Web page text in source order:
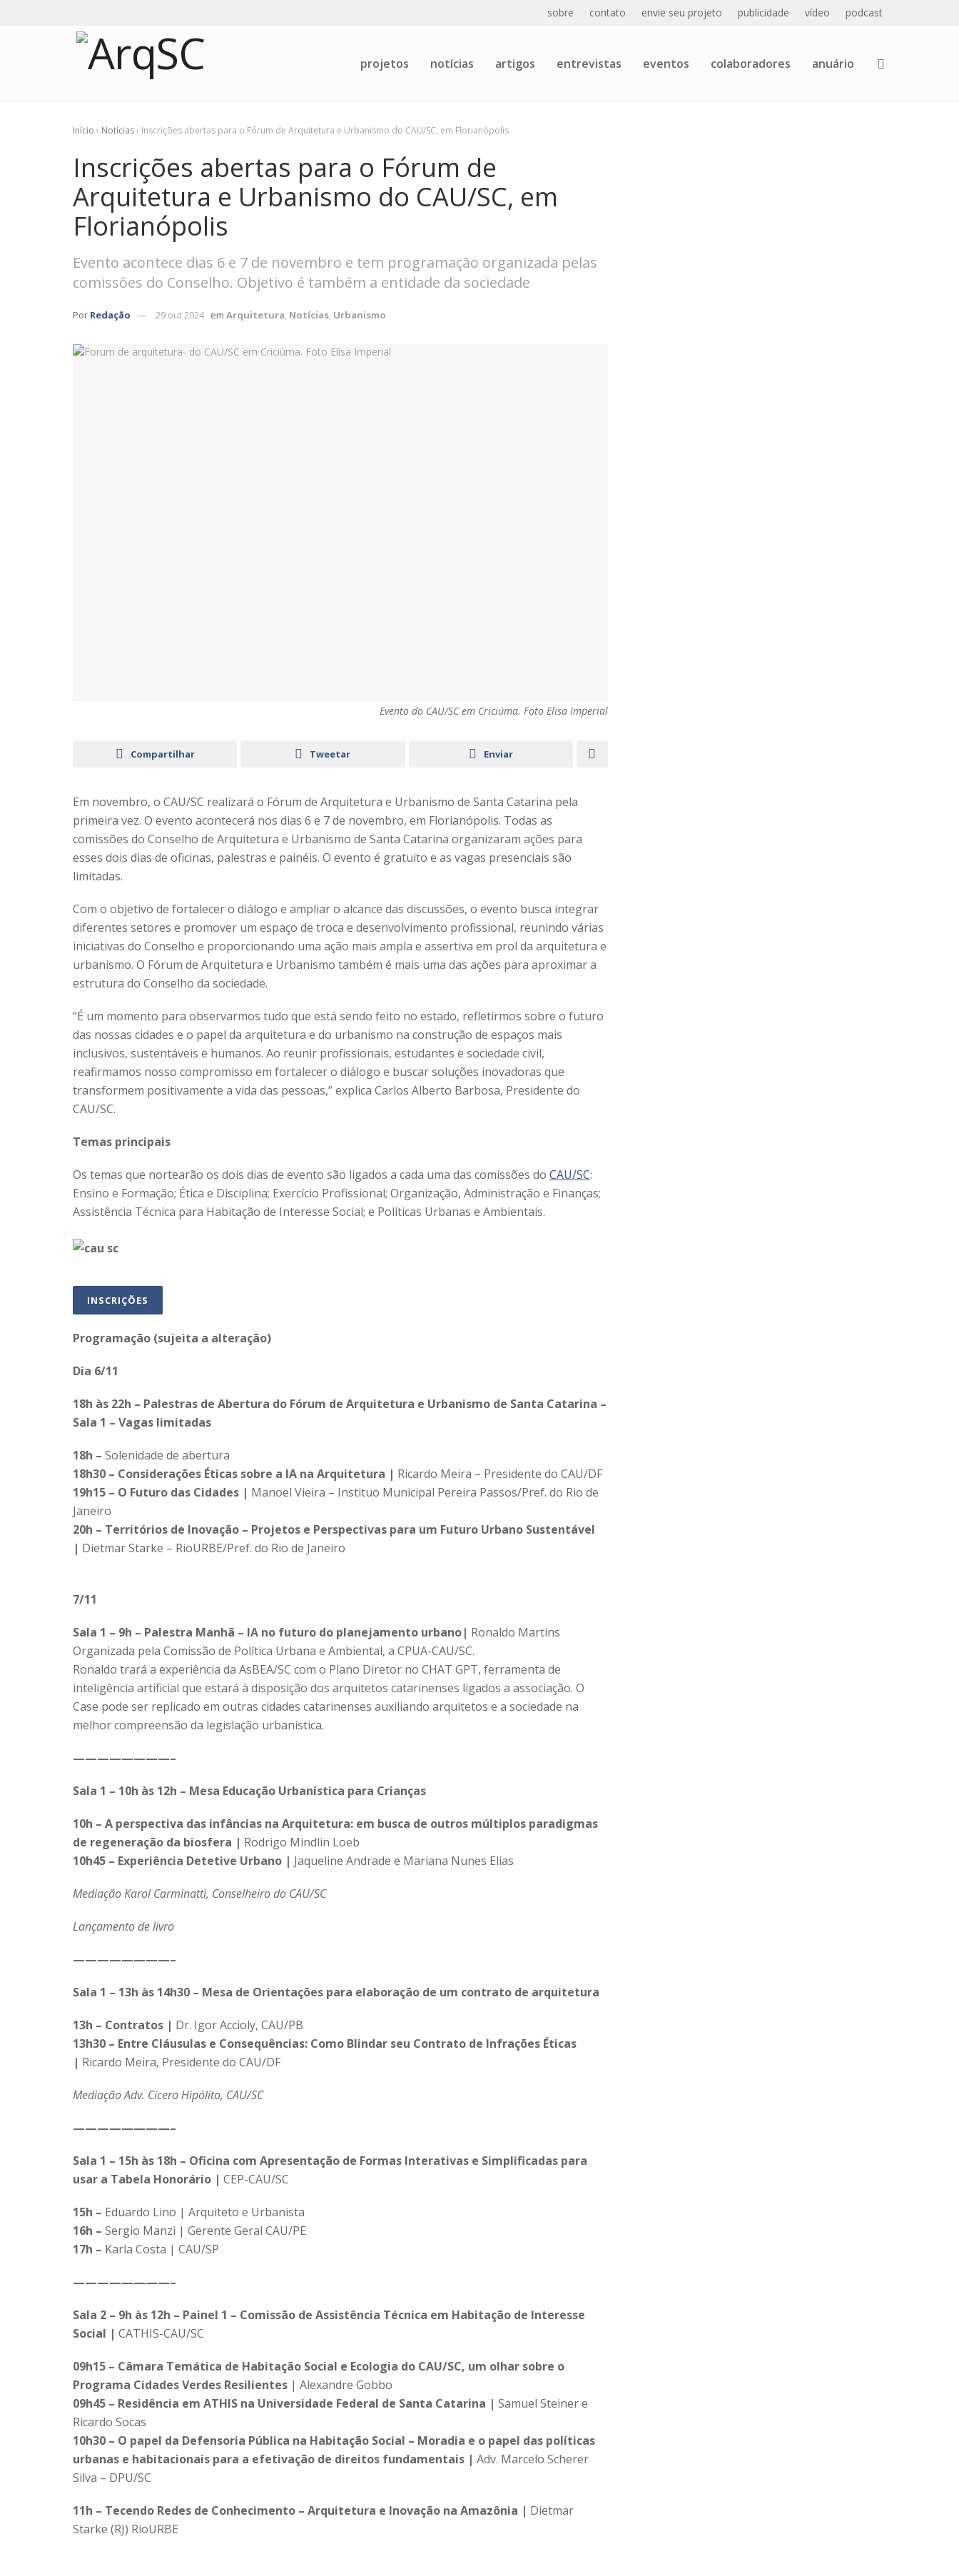
sobre contato envie seu projeto publicidade vídeo podcast
projetos notícias artigos entrevistas eventos colaboradores anuário
Início › Notícias› Inscrições abertas para o Fórum de Arquitetura e Urbanismo do CAU/SC, em Florianópolis
Inscrições abertas para o Fórum de
Arquitetura e Urbanismo do CAU/SC, em
Florianópolis
Evento acontece dias 6 e 7 de novembro e tem programação organizada pelas
comissões do Conselho. Objetivo é também a entidade da sociedade
Por Redação 29 out 2024 em Arquitetura Notícias Urbanismo
Evento do CAU/SC em Criciúma. Foto Elisa Imperial
Compartilhar Tweetar Enviar
Em novembro, o CAU/SC realizará o Fórum de Arquitetura e Urbanismo de Santa Catarina pela
primeira vez. O evento acontecerá nos dias 6 e 7 de novembro, em Florianópolis. Todas as
comissões do Conselho de Arquitetura e Urbanismo de Santa Catarina organizaram ações para
esses dois dias de oficinas, palestras e painéis. O evento é gratuito e as vagas presenciais são
limitadas.
Com o objetivo de fortalecer o diálogo e ampliar o alcance das discussões, o evento busca integrar
diferentes setores e promover um espaço de troca e desenvolvimento profissional, reunindo várias
iniciativas do Conselho e proporcionando uma ação mais ampla e assertiva em prol da arquitetura e
urbanismo. O Fórum de Arquitetura e Urbanismo também é mais uma das ações para aproximar a
estrutura do Conselho da sociedade.
“É um momento para observarmos tudo que está sendo feito no estado, refletirmos sobre o futuro
das nossas cidades e o papel da arquitetura e do urbanismo na construção de espaços mais
inclusivos, sustentáveis e humanos. Ao reunir profissionais, estudantes e sociedade civil,
reafirmamos nosso compromisso em fortalecer o diálogo e buscar soluções inovadoras que
transformem positivamente a vida das pessoas,” explica Carlos Alberto Barbosa, Presidente do
CAU/SC.
Temas principais
Os temas que nortearão os dois dias de evento são ligados a cada uma das comissões do CAU/SC:
Ensino e Formação; Ética e Disciplina; Exercício Profissional; Organização, Administração e Finanças;
Assistência Técnica para Habitação de Interesse Social; e Políticas Urbanas e Ambientais.
INSCRIÇÕES
Programação (sujeita a alteração)
Dia 6/11
18h às 22h – Palestras de Abertura do Fórum de Arquitetura e Urbanismo de Santa Catarina –
Sala 1 – Vagas limitadas
18h – Solenidade de abertura
18h30 – Considerações Éticas sobre a IA na Arquitetura | Ricardo Meira – Presidente do CAU/DF
19h15 – O Futuro das Cidades | Manoel Vieira – Instituo Municipal Pereira Passos/Pref. do Rio de
Janeiro
20h – Territórios de Inovação – Projetos e Perspectivas para um Futuro Urbano Sustentável
| Dietmar Starke – RioURBE/Pref. do Rio de Janeiro
7/11
Sala 1 – 9h – Palestra Manhã – IA no futuro do planejamento urbano| Ronaldo Martins
Organizada pela Comissão de Política Urbana e Ambiental, a CPUA-CAU/SC.
Ronaldo trará a experiência da AsBEA/SC com o Plano Diretor no CHAT GPT, ferramenta de
inteligência artificial que estará à disposição dos arquitetos catarinenses ligados a associação. O
Case pode ser replicado em outras cidades catarinenses auxiliando arquitetos e a sociedade na
melhor compreensão da legislação urbanística.
————————–
Sala 1 – 10h às 12h – Mesa Educação Urbanística para Crianças
10h – A perspectiva das infâncias na Arquitetura: em busca de outros múltiplos paradigmas
de regeneração da biosfera | Rodrigo Mindlin Loeb
10h45 – Experiência Detetive Urbano | Jaqueline Andrade e Mariana Nunes Elias
Mediação Karol Carminatti, Conselheiro do CAU/SC
Lançamento de livro
————————–
Sala 1 – 13h às 14h30 – Mesa de Orientações para elaboração de um contrato de arquitetura
13h – Contratos | Dr. Igor Accioly, CAU/PB
13h30 – Entre Cláusulas e Consequências: Como Blindar seu Contrato de Infrações Éticas
| Ricardo Meira, Presidente do CAU/DF
Mediação Adv. Cícero Hipólito, CAU/SC
————————–
Sala 1 – 15h às 18h – Oficina com Apresentação de Formas Interativas e Simplificadas para
usar a Tabela Honorário | CEP-CAU/SC
15h – Eduardo Lino | Arquiteto e Urbanista
16h – Sergio Manzi | Gerente Geral CAU/PE
17h – Karla Costa | CAU/SP
————————–
Sala 2 – 9h às 12h – Painel 1 – Comissão de Assistência Técnica em Habitação de Interesse
Social | CATHIS-CAU/SC
09h15 – Câmara Temática de Habitação Social e Ecologia do CAU/SC, um olhar sobre o
Programa Cidades Verdes Resilientes | Alexandre Gobbo
09h45 – Residência em ATHIS na Universidade Federal de Santa Catarina | Samuel Steiner e
Ricardo Socas
10h30 – O papel da Defensoria Pública na Habitação Social – Moradia e o papel das políticas
urbanas e habitacionais para a efetivação de direitos fundamentais | Adv. Marcelo Scherer
Silva – DPU/SC
11h – Tecendo Redes de Conhecimento – Arquitetura e Inovação na Amazônia | Dietmar
Starke (RJ) RioURBE